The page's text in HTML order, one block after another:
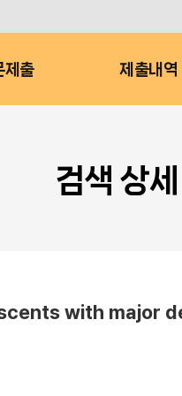
제출 제출내역
검색 상세
with major